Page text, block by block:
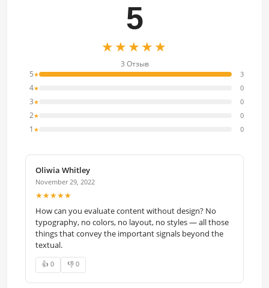
5
★★★★★
3 Отзыв
5★ 3
4★ 0
3★ 0
2★ 0
1 ★ 0
Oliwia Whitley
November 29, 2022
★★★★★
How can you evaluate content without design? No
typography, no colors, no layout, no styles — all those
things that convey the important signals beyond the
textual.
👍 0 👎 0